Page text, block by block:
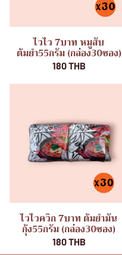
ไวไว 7บาท หมูสับ
ต้มยำ55กรัม (กล่อง30ซอง)
180 THB
ไวไวควิก 7บาท ต้มยำมัน
กุ้ง55กรัม (กล่อง30ซอง)
180 THB